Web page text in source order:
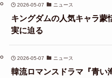
2026-05-07 ニュース
キングダムの人気キャラ蒙
実に迫る
2026-05-07 ニュース
韓流ロマンスドラマ『青い